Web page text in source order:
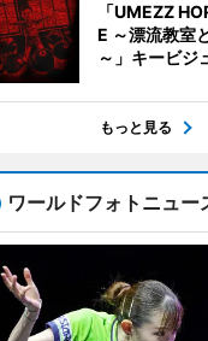
「UMEZZ
E ～漂流教室
～」キービジ
もっと見る
ワールドフォトニュー